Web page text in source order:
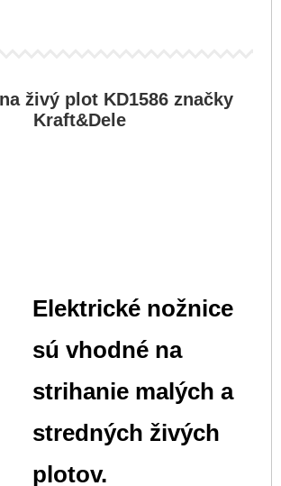
živý plot KD1586 značky
Kraft&Dele
Elektrické nožnice
sú vhodné na
strihanie malých a
stredných živých
plotov.